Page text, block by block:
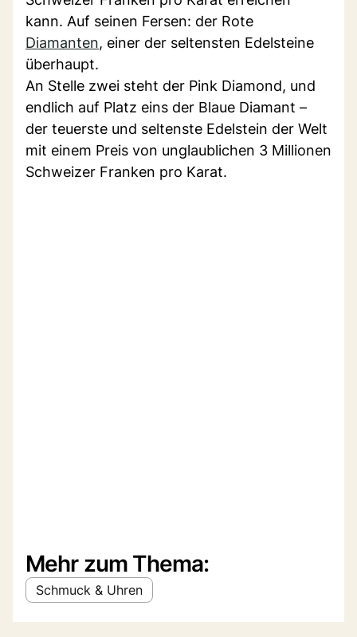
kann. Auf seinen Fersen: der Rote
Diamanten, einer der seltensten Edelsteine
überhaupt.
An Stelle zwei steht der Pink Diamond, und
endlich auf Platz eins der Blaue Diamant –
der teuerste und seltenste Edelstein der Welt
mit einem Preis von unglaublichen 3 Millionen
Schweizer Franken pro Karat.
Mehr zum Thema:
Schmuck & Uhren